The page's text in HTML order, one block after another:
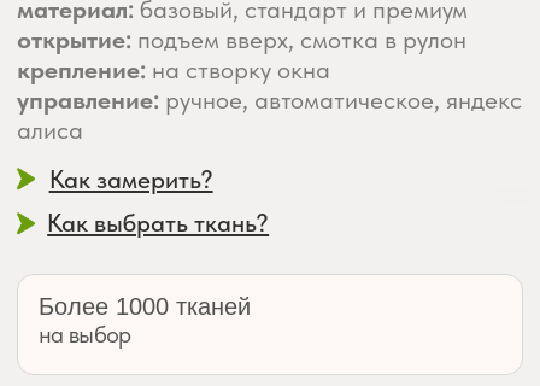
около 8–12 лет
Срок эксплуатации наших штор
ГАРАНТИЕЙ!